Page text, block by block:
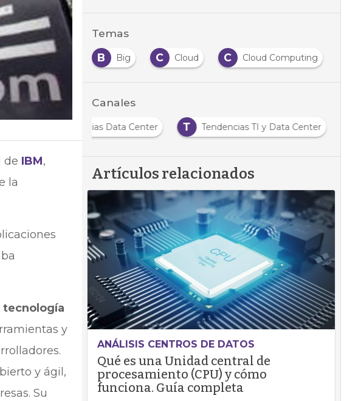
de IBM,
la
tecnología
y
y ágil,
Su
Temas
A
Aplicaciones B Big C Cloud C Cloud Computing
Canales
Noticias Data Center T Tendencias TI y Data Center
Artículos relacionados
ANÁLISIS CENTROS DE DATOS
Qué es una Unidad central de
procesamiento (CPU) y cómo
funciona. Guía completa